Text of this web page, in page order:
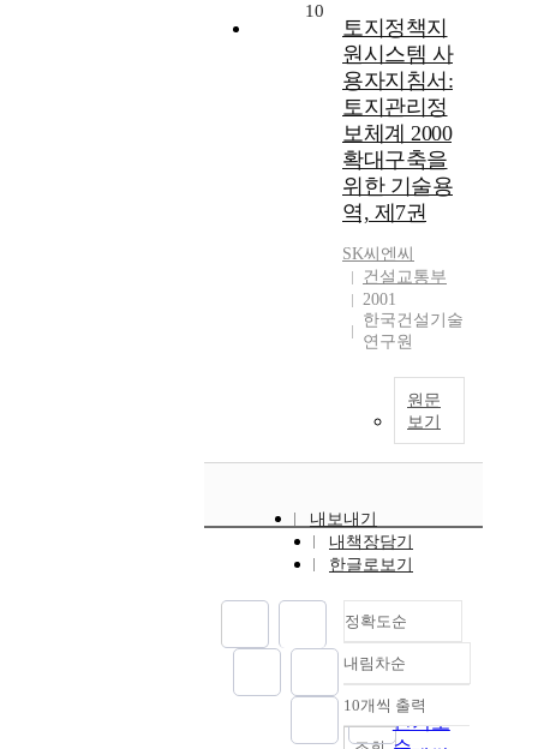
10
토지정책지
원시스템 사
용자지침서:
토지관리정
보체계 2000
확대구축을
위한 기술용
역, 제7권
SK씨엔씨
건설교통부
2001
한국건설기술
연구원
원문
보기
내보내기
내책장담기
한글로보기
정확도순
정확도
순
인기도
내림차순
내림차순
10개씩 출력